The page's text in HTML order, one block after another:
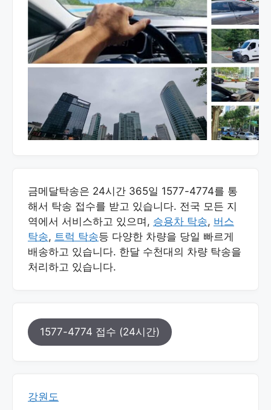
금메달탁송은 24시간 365일 1577-4774를 통
해서 탁송 접수를 받고 있습니다. 전국 모든 지
역에서 서비스하고 있으며, 승용차 탁송, 버스
탁송, 트럭 탁송등 다양한 차량을 당일 빠르게
배송하고 있습니다. 한달 수천대의 차량 탁송을
처리하고 있습니다.
1577-4774 접수 (24시간)
강원도